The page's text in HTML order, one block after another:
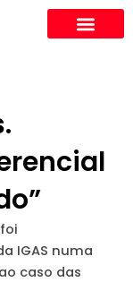
IGAS numa
caso das